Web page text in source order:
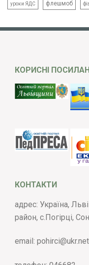
уроки ЯДС флешмоб
КОРИСНІ
КОНТАКТИ
адрес: Україна,
район, с.Погірці,
email: pohirci@ukr.net